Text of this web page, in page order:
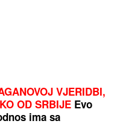
VJERIDBI,
OD SRBIJE Evo
ima sa